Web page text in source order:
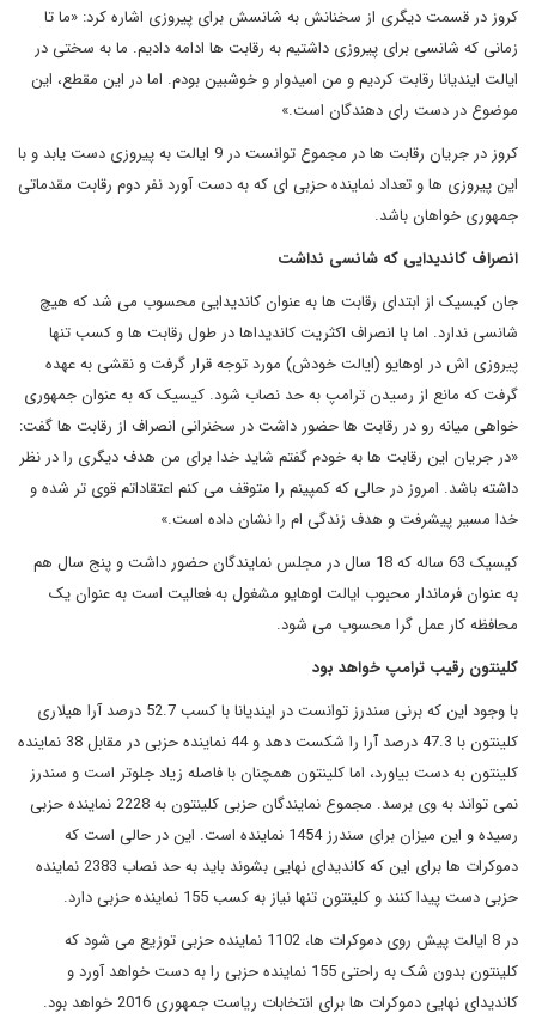
کروز در قسمت دیگری از سخنانش به شانسش برای پیروزی اشاره کرد: «ما تا
زمانی که شانسی برای پیروزی داشتیم به رقابت ها ادامه دادیم. ما به سختی در
ایالت ایندیانا رقابت کردیم و من امیدوار و خوشبین بودم. اما در این مقطع، این
موضوع در دست رای دهندگان است.»
کروز در جریان رقابت ها در مجموع توانست در 9 ایالت به پیروزی دست یابد و با
این پیروزی ها و تعداد نماینده حزبی ای که به دست آورد نفر دوم رقابت مقدماتی
جمهوری خواهان باشد.
انصراف کاندیدایی که شانسی نداشت
جان کیسیک از ابتدای رقابت ها به عنوان کاندیدایی محسوب می شد که هیچ
شانسی ندارد. اما با انصراف اکثریت کاندیداها در طول رقابت ها و کسب تنها
پیروزی اش در اوهایو (ایالت خودش) مورد توجه قرار گرفت و نقشی به عهده
گرفت که مانع از رسیدن ترامپ به حد نصاب شود. کیسیک که به عنوان جمهوری
خواهی میانه رو در رقابت ها حضور داشت در سخنرانی انصراف از رقابت ها گفت:
«در جریان این رقابت ها به خودم گفتم شاید خدا برای من هدف دیگری را در نظر
داشته باشد. امروز در حالی که کمپینم را متوقف می کنم اعتقاداتم قوی تر شده و
خدا مسیر پیشرفت و هدف زندگی ام را نشان داده است.»
کیسیک 63 ساله که 18 سال در مجلس نمایندگان حضور داشت و پنج سال هم
به عنوان فرماندار محبوب ایالت اوهایو مشغول به فعالیت است به عنوان یک
محافظه کار عمل گرا محسوب می شود.
کلینتون رقیب ترامپ خواهد بود
با وجود این که برنی سندرز توانست در ایندیانا با کسب 52.7 درصد آرا هیلاری
کلینتون با 47.3 درصد آرا را شکست دهد و 44 نماینده حزبی در مقابل 38 نماینده
کلینتون به دست بیاورد، اما کلینتون همچنان با فاصله زیاد جلوتر است و سندرز
نمی تواند به وی برسد. مجموع نمایندگان حزبی کلینتون به 2228 نماینده حزبی
رسیده و این میزان برای سندرز 1454 نماینده است. این در حالی است که
دموکرات ها برای این که کاندیدای نهایی بشوند باید به حد نصاب 2383 نماینده
حزبی دست پیدا کنند و کلینتون تنها نیاز به کسب 155 نماینده حزبی دارد.
در 8 ایالت پیش روی دموکرات ها، 1102 نماینده حزبی توزیع می شود که
کلینتون بدون شک به راحتی 155 نماینده حزبی را به دست خواهد آورد و
کاندیدای نهایی دموکرات ها برای انتخابات ریاست جمهوری 2016 خواهد بود.